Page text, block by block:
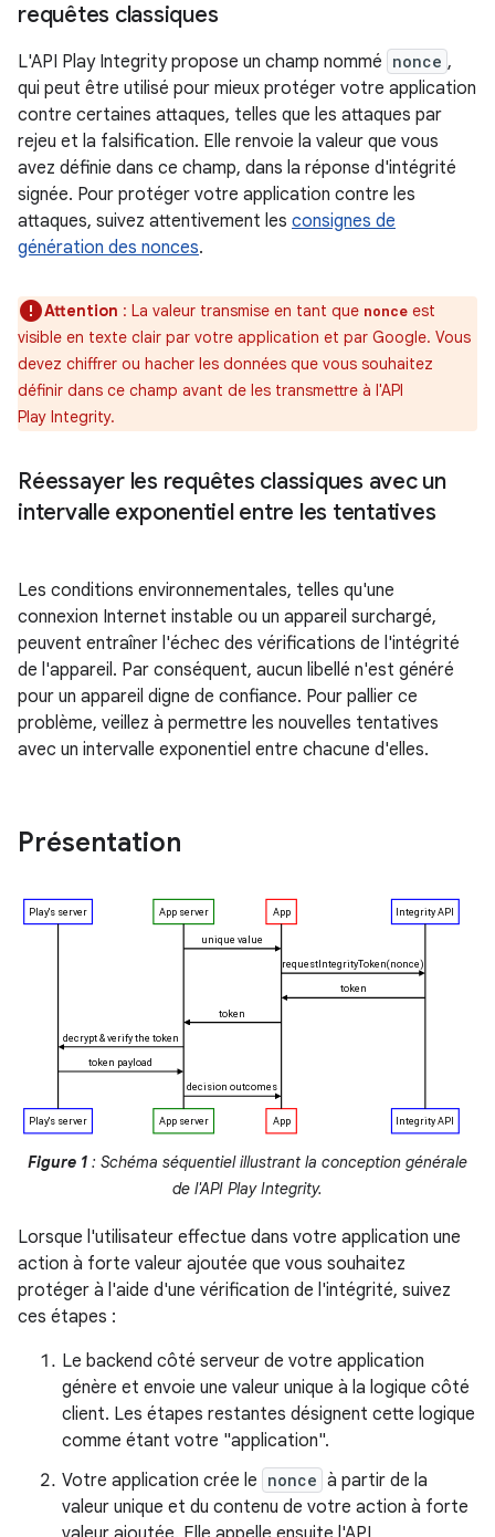
requêtes classiques
L'API Play Integrity propose un champ nommé nonce ,
qui peut être utilisé pour mieux protéger votre application
contre certaines attaques, telles que les attaques par
rejeu et la falsification. Elle renvoie la valeur que vous
avez définie dans ce champ, dans la réponse d'intégrité
signée. Pour protéger votre application contre les
attaques, suivez attentivement les consignes de
génération des nonces.
Attention : La valeur transmise en tant que nonce est
visible en texte clair par votre application et par Google. Vous
devez chiffrer ou hacher les données que vous souhaitez
définir dans ce champ avant de les transmettre à l'API
Play Integrity.
Réessayer les requêtes classiques avec un
intervalle exponentiel entre les tentatives
Les conditions environnementales, telles qu'une
connexion Internet instable ou un appareil surchargé,
peuvent entraîner l'échec des vérifications de l'intégrité
de l'appareil. Par conséquent, aucun libellé n'est généré
pour un appareil digne de confiance. Pour pallier ce
problème, veillez à permettre les nouvelles tentatives
avec un intervalle exponentiel entre chacune d'elles.
Présentation
Figure 1 : Schéma séquentiel illustrant la conception générale
de l'API Play Integrity.
Lorsque l'utilisateur effectue dans votre application une
action à forte valeur ajoutée que vous souhaitez
protéger à l'aide d'une vérification de l'intégrité, suivez
ces étapes :
Le backend côté serveur de votre application
génère et envoie une valeur unique à la logique côté
client. Les étapes restantes désignent cette logique
comme étant votre "application".
Votre application crée le nonce à partir de la
valeur unique et du contenu de votre action à forte